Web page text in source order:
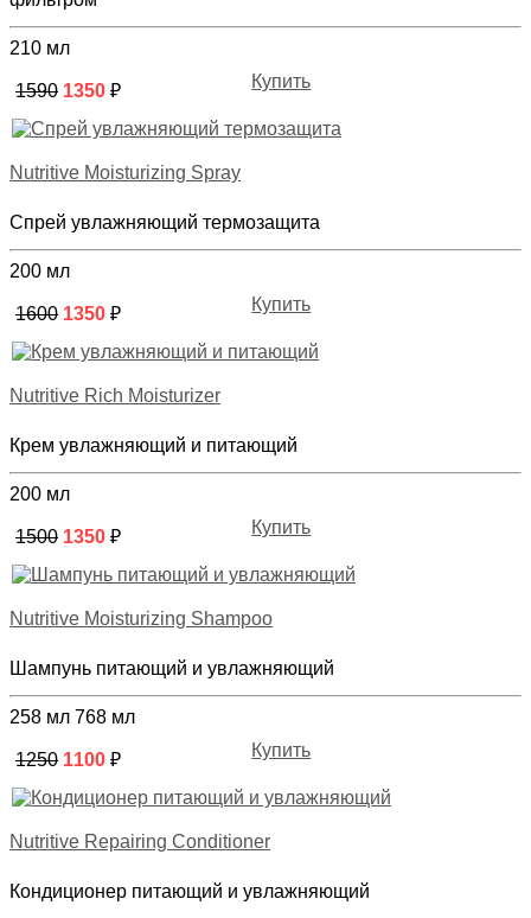
210 мл
1590 1350 ₽ Купить
Nutritive Moisturizing Spray
Спрей увлажняющий термозащита
200 мл
1600 1350 ₽ Купить
Nutritive Rich Moisturizer
Крем увлажняющий и питающий
200 мл
1500 1350 ₽ Купить
Nutritive Moisturizing Shampoo
Шампунь питающий и увлажняющий
258 мл 768 мл
1250 1100 ₽ Купить
Nutritive Repairing Conditioner
Кондиционер питающий и увлажняющий